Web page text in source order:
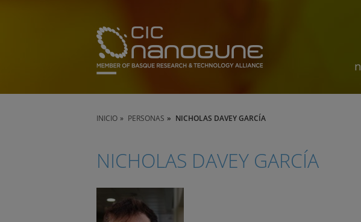
INICIO PERSONAS NICHOLAS DAVEY GARCÍA
NICHOLAS DAVEY GARCÍA